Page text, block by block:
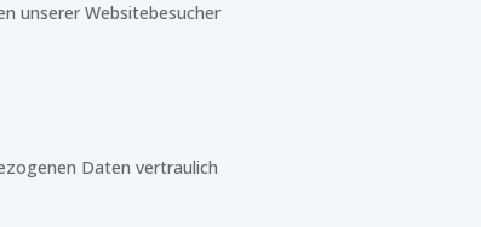
unserer Websitebesucher
Daten vertraulich